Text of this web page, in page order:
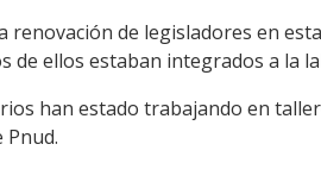
renovación de legisladores en
de ellos estaban integrados a la
han estado trabajando en
Pnud.